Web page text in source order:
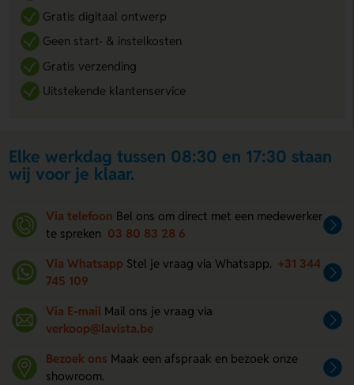
Gratis digitaal ontwerp
Geen start- & instelkosten
Gratis verzending
Uitstekende klantenservice
Elke werkdag tussen 08:30 en 17:30 staan
wij voor je klaar.
Via telefoon Bel ons om direct met een medewerker
te spreken 03 80 83 28 6
Via Whatsapp Stel je vraag via Whatsapp. +31 344
745 109
Via E-mail Mail ons je vraag via
verkoop@lavista.be
Bezoek ons Maak een afspraak en bezoek onze
showroom.